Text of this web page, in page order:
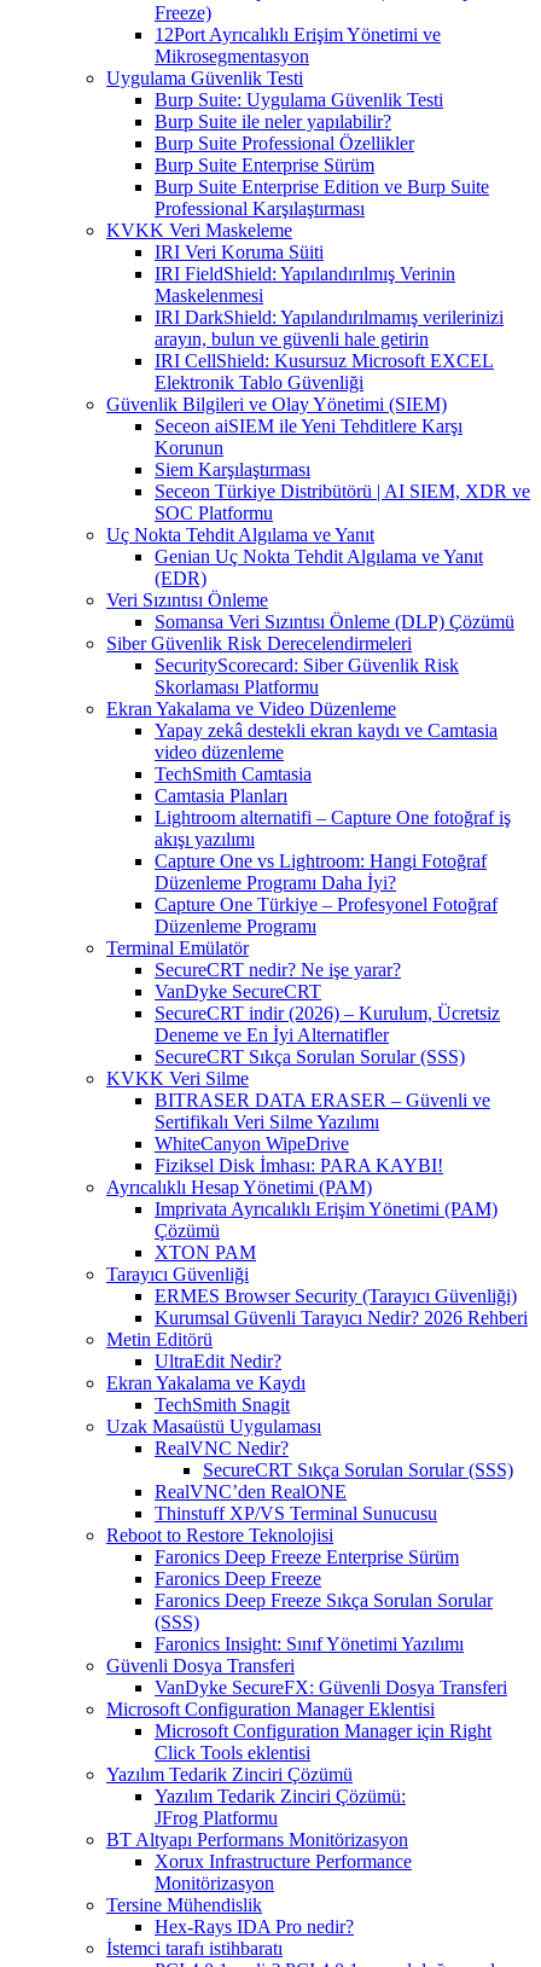
Freeze)
12Port Ayrıcalıklı Erişim Yönetimi ve
Mikrosegmentasyon
Uygulama Güvenlik Testi
Burp Suite: Uygulama Güvenlik Testi
Burp Suite ile neler yapılabilir?
Burp Suite Professional Özellikler
Burp Suite Enterprise Sürüm
Burp Suite Enterprise Edition ve Burp Suite
Professional Karşılaştırması
KVKK Veri Maskeleme
IRI Veri Koruma Süiti
IRI FieldShield: Yapılandırılmış Verinin
Maskelenmesi
IRI DarkShield: Yapılandırılmamış verilerinizi
arayın, bulun ve güvenli hale getirin
IRI CellShield: Kusursuz Microsoft EXCEL
Elektronik Tablo Güvenliği
Güvenlik Bilgileri ve Olay Yönetimi (SIEM)
Seceon aiSIEM ile Yeni Tehditlere Karşı
Korunun
Siem Karşılaştırması
Seceon Türkiye Distribütörü | AI SIEM, XDR ve
SOC Platformu
Uç Nokta Tehdit Algılama ve Yanıt
Genian Uç Nokta Tehdit Algılama ve Yanıt
(EDR)
Veri Sızıntısı Önleme
Somansa Veri Sızıntısı Önleme (DLP) Çözümü
Siber Güvenlik Risk Derecelendirmeleri
SecurityScorecard: Siber Güvenlik Risk
Skorlaması Platformu
Ekran Yakalama ve Video Düzenleme
Yapay zekâ destekli ekran kaydı ve Camtasia
video düzenleme
TechSmith Camtasia
Camtasia Planları
Lightroom alternatifi – Capture One fotoğraf iş
akışı yazılımı
Capture One vs Lightroom: Hangi Fotoğraf
Düzenleme Programı Daha İyi?
Capture One Türkiye – Profesyonel Fotoğraf
Düzenleme Programı
Terminal Emülatör
SecureCRT nedir? Ne işe yarar?
VanDyke SecureCRT
SecureCRT indir (2026) – Kurulum, Ücretsiz
Deneme ve En İyi Alternatifler
SecureCRT Sıkça Sorulan Sorular (SSS)
KVKK Veri Silme
BITRASER DATA ERASER – Güvenli ve
Sertifikalı Veri Silme Yazılımı
WhiteCanyon WipeDrive
Fiziksel Disk İmhası: PARA KAYBI!
Ayrıcalıklı Hesap Yönetimi (PAM)
Imprivata Ayrıcalıklı Erişim Yönetimi (PAM)
Çözümü
XTON PAM
Tarayıcı Güvenliği
ERMES Browser Security (Tarayıcı Güvenliği)
Kurumsal Güvenli Tarayıcı Nedir? 2026 Rehberi
Metin Editörü
UltraEdit Nedir?
Ekran Yakalama ve Kaydı
TechSmith Snagit
Uzak Masaüstü Uygulaması
RealVNC Nedir?
SecureCRT Sıkça Sorulan Sorular (SSS)
RealVNC’den RealONE
Thinstuff XP/VS Terminal Sunucusu
Reboot to Restore Teknolojisi
Faronics Deep Freeze Enterprise Sürüm
Faronics Deep Freeze
Faronics Deep Freeze Sıkça Sorulan Sorular
(SSS)
Faronics Insight: Sınıf Yönetimi Yazılımı
Güvenli Dosya Transferi
VanDyke SecureFX: Güvenli Dosya Transferi
Microsoft Configuration Manager Eklentisi
Microsoft Configuration Manager için Right
Click Tools eklentisi
Yazılım Tedarik Zinciri Çözümü
Yazılım Tedarik Zinciri Çözümü:
JFrog Platformu
BT Altyapı Performans Monitörizasyon
Xorux Infrastructure Performance
Monitörizasyon
Tersine Mühendislik
Hex-Rays IDA Pro nedir?
İstemci tarafı istihbaratı